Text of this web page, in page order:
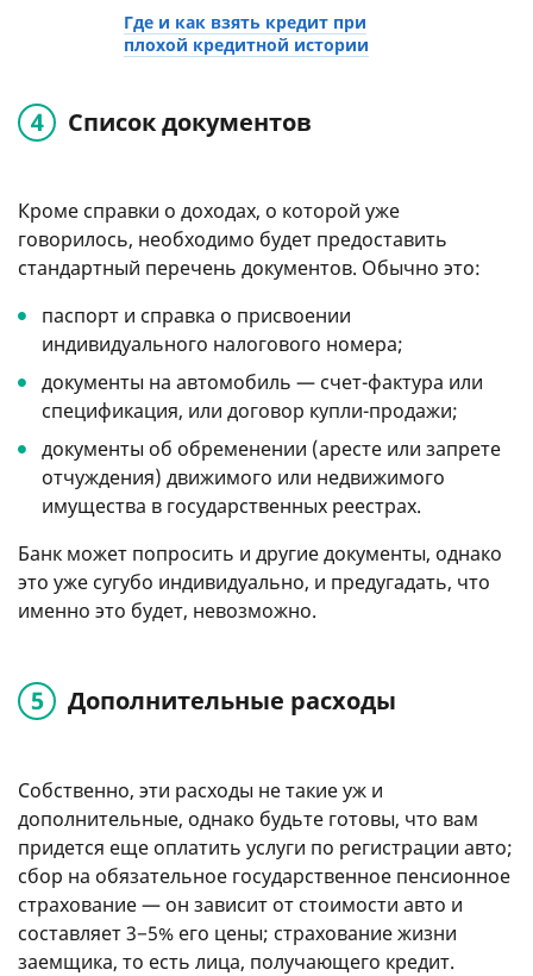
Где и как взять кредит при
плохой кредитной истории
Список документов
Кроме справки о доходах, о которой уже
говорилось, необходимо будет предоставить
стандартный перечень документов. Обычно это:
паспорт и справка о присвоении
индивидуального налогового номера;
документы на автомобиль — счет-фактура или
спецификация, или договор купли-продажи;
документы об обременении (аресте или запрете
отчуждения) движимого или недвижимого
имущества в государственных реестрах.
Банк может попросить и другие документы, однако
это уже сугубо индивидуально, и предугадать, что
именно это будет, невозможно.
Дополнительные расходы
Собственно, эти расходы не такие уж и
дополнительные, однако будьте готовы, что вам
придется еще оплатить услуги по регистрации авто;
сбор на обязательное государственное пенсионное
страхование — он зависит от стоимости авто и
составляет 3−5% его цены; страхование жизни
заемщика, то есть лица, получающего кредит.